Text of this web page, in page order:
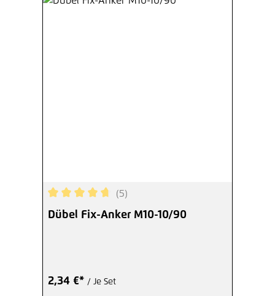
Durchschnittliche Bewertung von 4.8 von 5
(5)
Dübel Fix-Anker M10-10/90
2,34 €* / Je Set